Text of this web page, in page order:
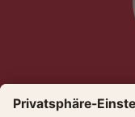
Die Bamberg